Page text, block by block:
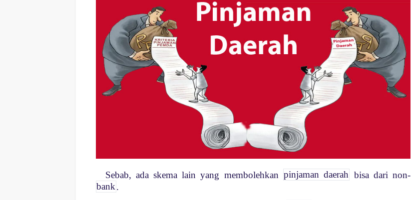
Sebab, ada skema lain yang membolehkan pinjaman daerah bisa dari non-
bank.